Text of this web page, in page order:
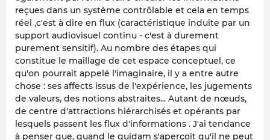
reçues dans un système contrôlable et cela en temps
réel ,c'est à dire en flux (caractéristique induite par un
support audiovisuel continu - c'est à durement
purement sensitif). Au nombre des étapes qui
constitue le maillage de cet espace conceptuel, ce
qu'on pourrait appelé l'imaginaire, il y a entre autre
chose : ses affects issus de l'expérience, les jugements
de valeurs, des notions abstraites... Autant de nœuds,
de centre d'attractions hiérarchisés et opérants par
lesquels passent les flux d'informations . J'ai tendance
à penser que, quand le quidam s'aperçoit qu'il ne peut